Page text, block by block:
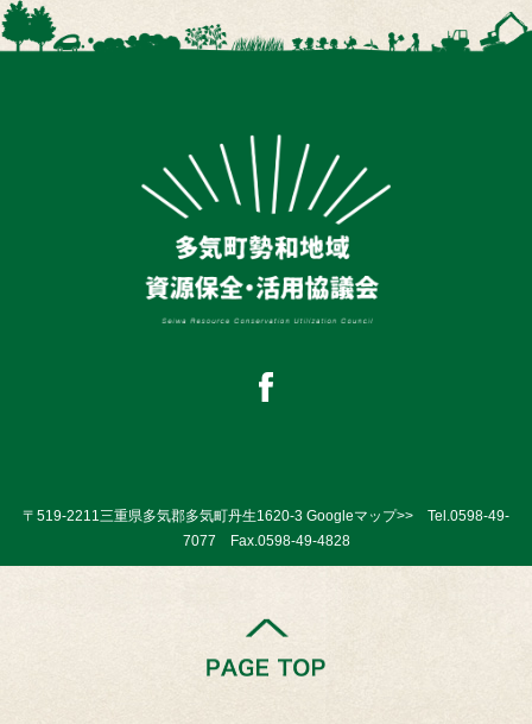
〒519-2211三重県多気郡多気町丹生1620-3 Googleマップ>> Tel. 0598-49-
7077 Fax.0598-49-4828